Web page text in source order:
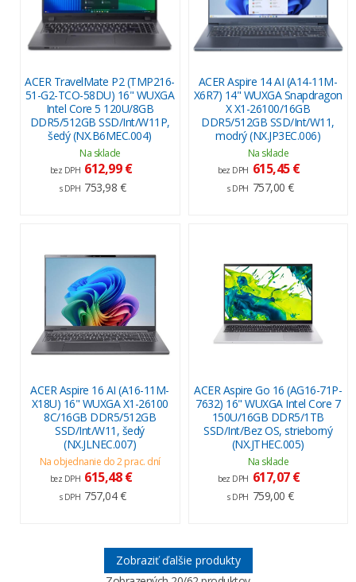
ACER TravelMate P2 (TMP216-
51-G2-TCO-58DU) 16" WUXGA
Intel Core 5 120U/8GB
DDR5/512GB SSD/Int/W11P,
šedý (NX.B6MEC.004)
Na sklade
bez DPH 612,99 €
s DPH 753,98 €
ACER Aspire 14 AI (A14-11M-
X6R7) 14" WUXGA Snapdragon
X X1-26100/16GB
DDR5/512GB SSD/Int/W11,
modrý (NX.JP3EC.006)
Na sklade
bez DPH 615,45 €
s DPH 757,00 €
ACER Aspire 16 AI (A16-11M-
X18U) 16" WUXGA X1-26100
8C/16GB DDR5/512GB
SSD/Int/W11, šedý
(NX.JLNEC.007)
Na objednanie do 2 prac. dní
bez DPH 615,48 €
s DPH 757,04 €
ACER Aspire Go 16 (AG16-71P-
7632) 16" WUXGA Intel Core 7
150U/16GB DDR5/1TB
SSD/Int/Bez OS, strieborný
(NX.JTHEC.005)
Na sklade
bez DPH 617,07 €
s DPH 759,00 €
Zobraziť ďalšie produkty